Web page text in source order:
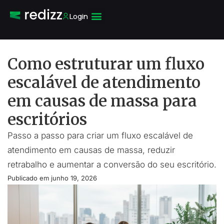
Login
Como estruturar um fluxo
escalável de atendimento
em causas de massa para
escritórios
Passo a passo para criar um fluxo escalável de
atendimento em causas de massa, reduzir
retrabalho e aumentar a conversão do seu escritório.
Publicado em junho 19, 2026